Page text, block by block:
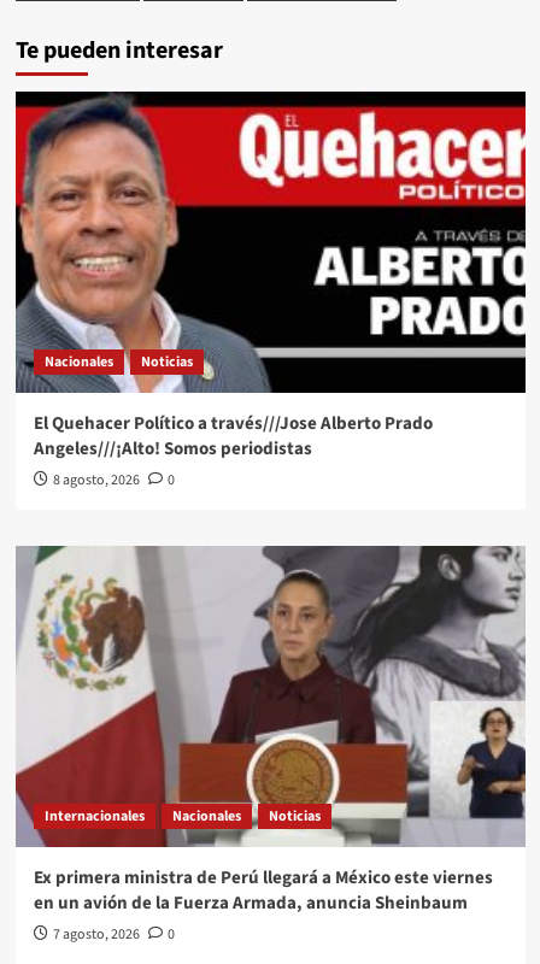
Te pueden interesar
Nacionales Noticias
El Quehacer Político a través///Jose Alberto Prado
Angeles///¡Alto! Somos periodistas
8 agosto, 2026 0
Internacionales Nacionales Noticias
Ex primera ministra de Perú llegará a México este viernes
en un avión de la Fuerza Armada, anuncia Sheinbaum
7 agosto, 2026 0